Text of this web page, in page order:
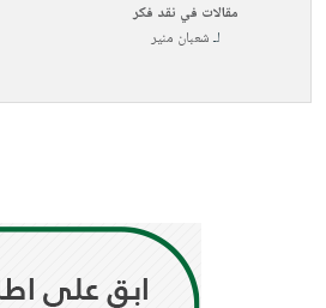
مقالات في نقد فكر
لـشعبان منير